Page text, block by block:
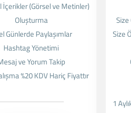
İçerikler (Görsel ve Metinler)
Oluşturma
Günlerde Paylaşımlar
Hashtag Yönetimi
ve Yorum Takip
%20 KDV Hariç Fiyattır
Size
1